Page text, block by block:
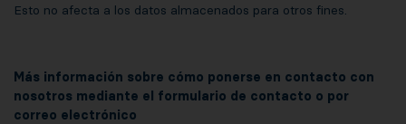
Esto no afecta a los datos almacenados para otros fines.
Más información sobre cómo ponerse en contacto con
nosotros mediante el formulario de contacto o por
correo electrónico